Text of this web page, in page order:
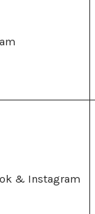
& Instagram